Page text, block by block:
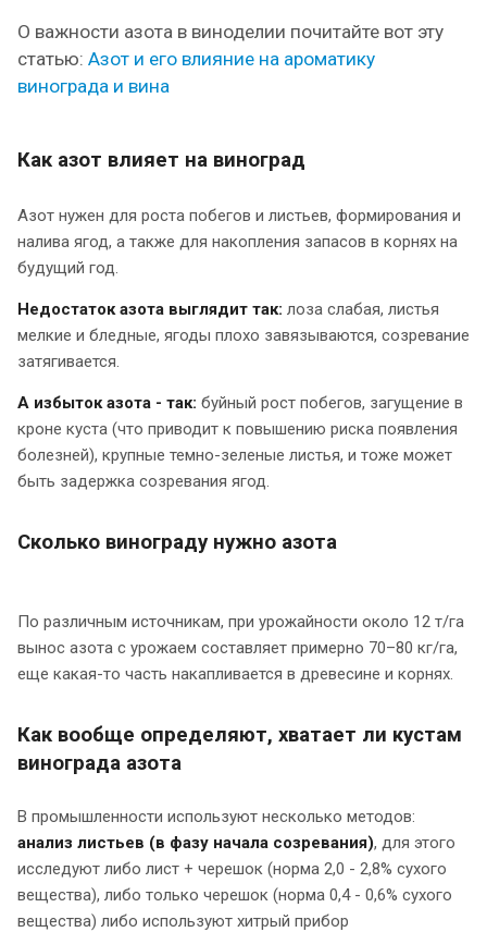
О важности азота в виноделии почитайте вот эту
статью: Азот и его влияние на ароматику
винограда и вина
Как азот влияет на виноград
Азот нужен для роста побегов и листьев, формирования и
налива ягод, а также для накопления запасов в корнях на
будущий год.
Недостаток азота выглядит так: лоза слабая, листья
мелкие и бледные, ягоды плохо завязываются, созревание
затягивается.
А избыток азота - так: буйный рост побегов, загущение в
кроне куста (что приводит к повышению риска появления
болезней), крупные темно-зеленые листья, и тоже может
быть задержка созревания ягод.
Сколько винограду нужно азота
По различным источникам, при урожайности около 12 т/га
вынос азота с урожаем составляет примерно 70–80 кг/га,
еще какая-то часть накапливается в древесине и корнях.
Как вообще определяют, хватает ли кустам
винограда азота
В промышленности используют несколько методов:
анализ листьев (в фазу начала созревания), для этого
исследуют либо лист + черешок (норма 2,0 - 2,8% сухого
вещества), либо только черешок (норма 0,4 - 0,6% сухого
вещества) либо используют хитрый прибор